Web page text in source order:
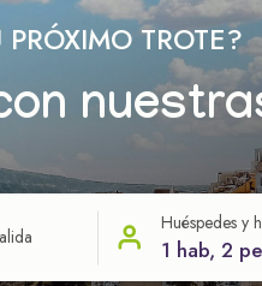
TROTE?
Huéspedes y
1 hab, 2